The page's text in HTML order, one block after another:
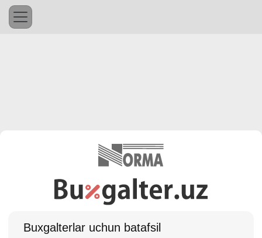
Buхgalterlar uchun batafsil